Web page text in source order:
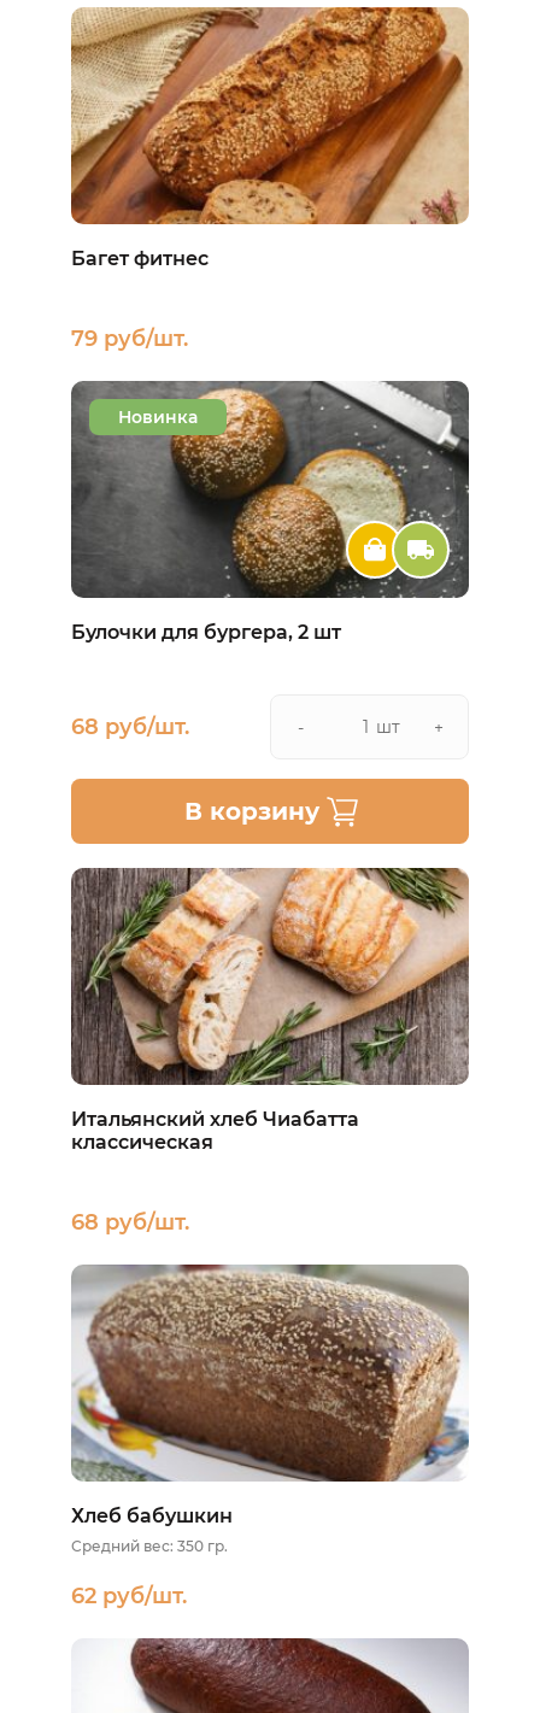
Багет фитнес
79 руб/шт.
Новинка
Булочки для бургера, 2 шт
68 руб/шт. - шт +
В корзину
Итальянский хлеб Чиабатта
классическая
68 руб/шт.
Хлеб бабушкин
Средний вес: 350 гр.
62 руб/шт.